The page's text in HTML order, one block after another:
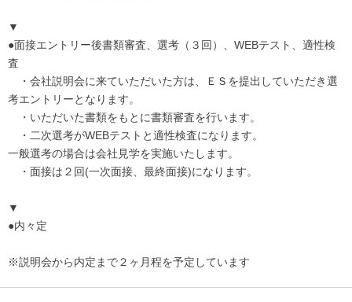
▼
●面接エントリー後書類審査、選考（３回）、WEBテスト、適性検
査
・会社説明会に来ていただいた方は、ＥＳを提出していただき選
考エントリーとなります。
・いただいた書類をもとに書類審査を行います。
・二次選考がWEBテストと適性検査になります。
一般選考の場合は会社見学を実施いたします。
・面接は２回(一次面接、最終面接)になります。
▼
●内々定
※説明会から内定まで２ヶ月程を予定しています